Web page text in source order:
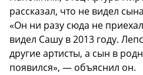
рассказал, что не видел
«Он ни разу сюда не
видел Сашу в 2013 году.
другие артисты, а сын в
появился», — объяснил он.